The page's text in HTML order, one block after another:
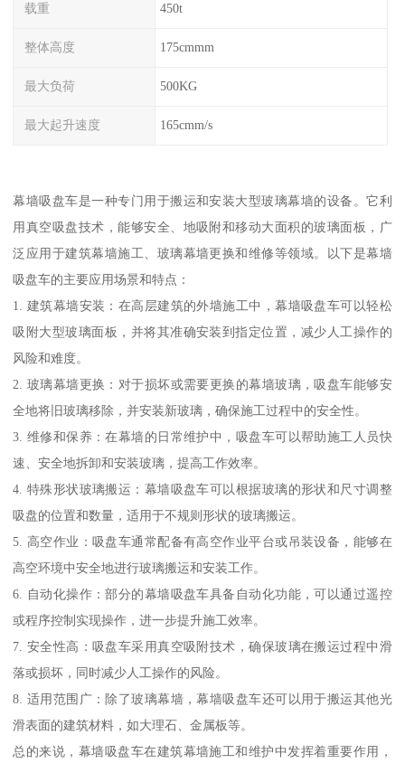
载重 450t
整体高度 175cmmm
最大负荷 500KG
最大起升速度 165cmm/s
幕墙吸盘车是一种专门用于搬运和安装大型玻璃幕墙的设备。它利
用真空吸盘技术，能够安全、地吸附和移动大面积的玻璃面板，广
泛应用于建筑幕墙施工、玻璃幕墙更换和维修等领域。以下是幕墙
吸盘车的主要应用场景和特点：
1. 建筑幕墙安装：在高层建筑的外墙施工中，幕墙吸盘车可以轻松
吸附大型玻璃面板，并将其准确安装到指定位置，减少人工操作的
风险和难度。
2. 玻璃幕墙更换：对于损坏或需要更换的幕墙玻璃，吸盘车能够安
全地将旧玻璃移除，并安装新玻璃，确保施工过程中的安全性。
3. 维修和保养：在幕墙的日常维护中，吸盘车可以帮助施工人员快
速、安全地拆卸和安装玻璃，提高工作效率。
4. 特殊形状玻璃搬运：幕墙吸盘车可以根据玻璃的形状和尺寸调整
吸盘的位置和数量，适用于不规则形状的玻璃搬运。
5. 高空作业：吸盘车通常配备有高空作业平台或吊装设备，能够在
高空环境中安全地进行玻璃搬运和安装工作。
6. 自动化操作：部分的幕墙吸盘车具备自动化功能，可以通过遥控
或程序控制实现操作，进一步提升施工效率。
7. 安全性高：吸盘车采用真空吸附技术，确保玻璃在搬运过程中滑
落或损坏，同时减少人工操作的风险。
8. 适用范围广：除了玻璃幕墙，幕墙吸盘车还可以用于搬运其他光
滑表面的建筑材料，如大理石、金属板等。
总的来说，幕墙吸盘车在建筑幕墙施工和维护中发挥着重要作用，